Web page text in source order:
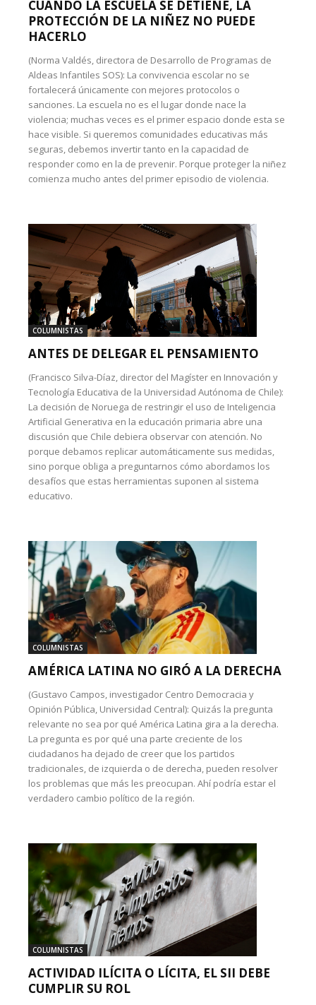
CUANDO LA ESCUELA SE DETIENE, LA
PROTECCIÓN DE LA NIÑEZ NO PUEDE
HACERLO
(Norma Valdés, directora de Desarrollo de Programas de
Aldeas Infantiles SOS): La convivencia escolar no se
fortalecerá únicamente con mejores protocolos o
sanciones. La escuela no es el lugar donde nace la
violencia; muchas veces es el primer espacio donde esta se
hace visible. Si queremos comunidades educativas más
seguras, debemos invertir tanto en la capacidad de
responder como en la de prevenir. Porque proteger la niñez
comienza mucho antes del primer episodio de violencia.
COLUMNISTAS
ANTES DE DELEGAR EL PENSAMIENTO
(Francisco Silva-Díaz, director del Magíster en Innovación y
Tecnología Educativa de la Universidad Autónoma de Chile):
La decisión de Noruega de restringir el uso de Inteligencia
Artificial Generativa en la educación primaria abre una
discusión que Chile debiera observar con atención. No
porque debamos replicar automáticamente sus medidas,
sino porque obliga a preguntarnos cómo abordamos los
desafíos que estas herramientas suponen al sistema
educativo.
COLUMNISTAS
AMÉRICA LATINA NO GIRÓ A LA DERECHA
(Gustavo Campos, investigador Centro Democracia y
Opinión Pública, Universidad Central): Quizás la pregunta
relevante no sea por qué América Latina gira a la derecha.
La pregunta es por qué una parte creciente de los
ciudadanos ha dejado de creer que los partidos
tradicionales, de izquierda o de derecha, pueden resolver
los problemas que más les preocupan. Ahí podría estar el
verdadero cambio político de la región.
COLUMNISTAS
ACTIVIDAD ILÍCITA O LÍCITA, EL SII DEBE
CUMPLIR SU ROL